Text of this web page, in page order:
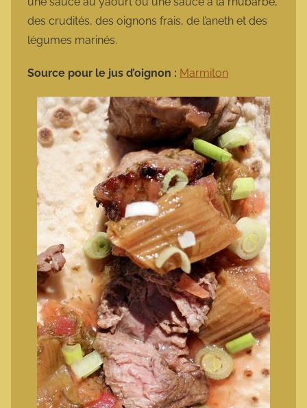
des crudités, des oignons frais, de l’aneth et des
légumes marinés.
Source pour le jus d’oignon : Marmiton